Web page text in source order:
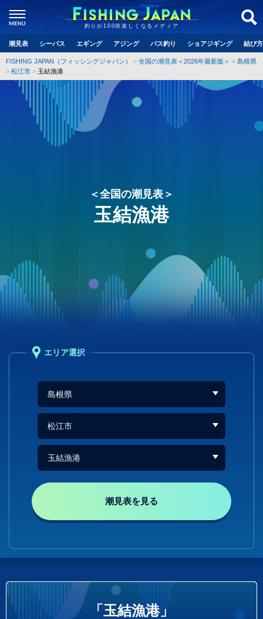
釣りが100倍楽しくなるメディア
潮見表 シーバス エギング アジング バス釣り ショアジギング 結び
FISHING JAPAN（フィッシングジャパン） 全国の潮見表＜2026年最新版＞
島根県
松江市
玉結漁港
＜全国の潮見表＞
玉結漁港
エリア選択
潮見表を見る
「玉結漁港」